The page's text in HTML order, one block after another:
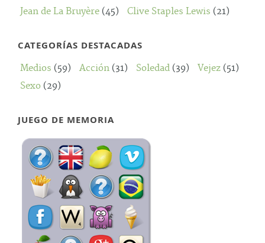
Jean de La Bruyère (45) Clive Staples Lewis (21)
CATEGORÍAS DESTACADAS
Medios (59) Acción (31) Soledad (39) Vejez (51)
Sexo (29)
JUEGO DE MEMORIA